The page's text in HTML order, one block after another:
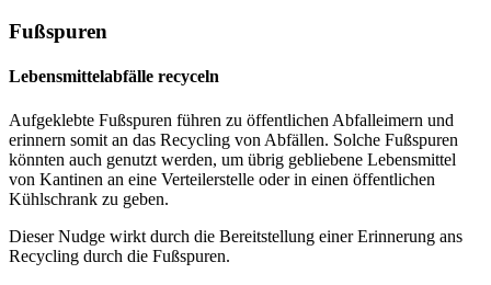
Fußspuren
Lebensmittelabfälle recyceln
Aufgeklebte Fußspuren führen zu öffentlichen Abfalleimern und
erinnern somit an das Recycling von Abfällen. Solche Fußspuren
könnten auch genutzt werden, um übrig gebliebene Lebensmittel
von Kantinen an eine Verteilerstelle oder in einen öffentlichen
Kühlschrank zu geben.
Dieser Nudge wirkt durch die Bereitstellung einer Erinnerung ans
Recycling durch die Fußspuren.